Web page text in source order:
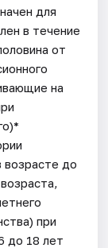
для
в течение
от
на
возрасте до
при
до 18 лет